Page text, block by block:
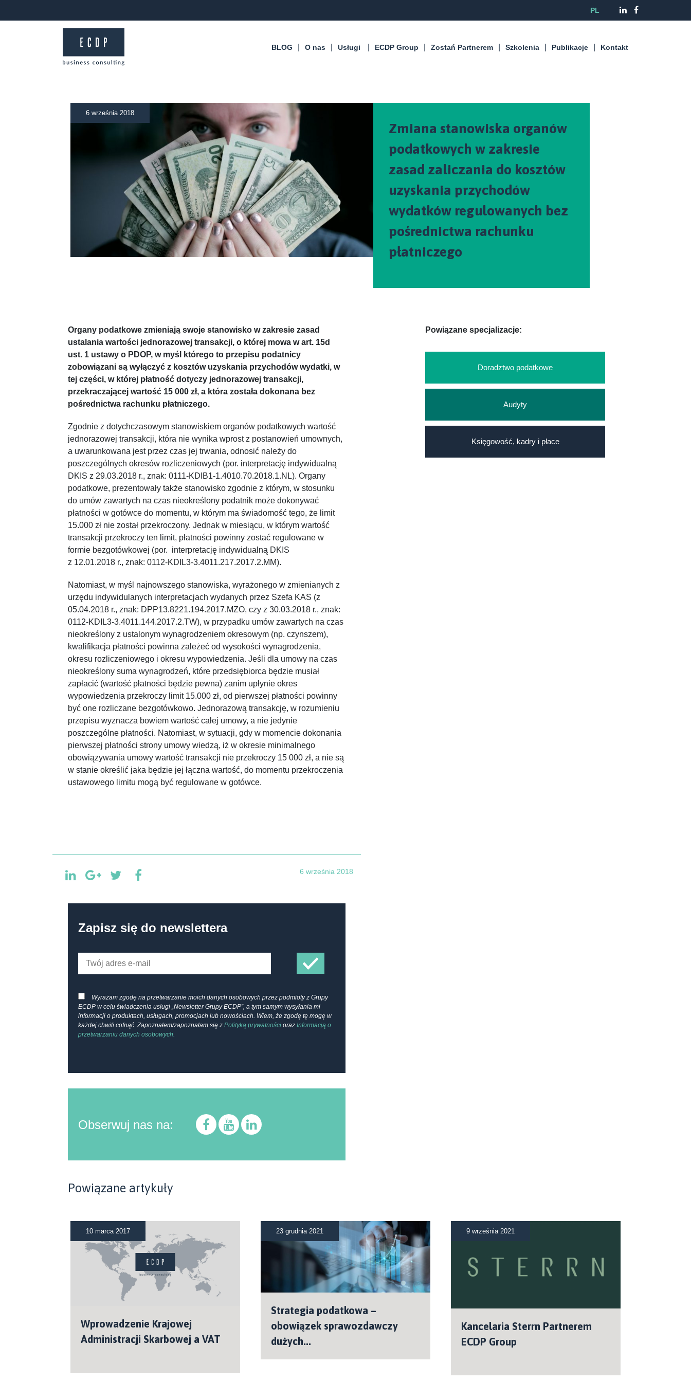
PL
BLOG O nas Usługi ECDP Group Zostań Partnerem Szkolenia Publikacje Kontakt
6 września 2018
Zmiana stanowiska organów
podatkowych w zakresie
zasad zaliczania do kosztów
uzyskania przychodów
wydatków regulowanych bez
pośrednictwa rachunku
płatniczego
Organy podatkowe zmieniają swoje stanowisko w zakresie zasad
ustalania wartości jednorazowej transakcji, o której mowa w art. 15d
ust. 1 ustawy o PDOP, w myśl którego to przepisu podatnicy
zobowiązani są wyłączyć z kosztów uzyskania przychodów wydatki, w
tej części, w której płatność dotyczy jednorazowej transakcji,
przekraczającej wartość 15 000 zł, a która została dokonana bez
pośrednictwa rachunku płatniczego.
Zgodnie z dotychczasowym stanowiskiem organów podatkowych wartość
jednorazowej transakcji, która nie wynika wprost z postanowień umownych,
a uwarunkowana jest przez czas jej trwania, odnosić należy do
poszczególnych okresów rozliczeniowych (por. interpretację indywidualną
DKIS z 29.03.2018 r., znak: 0111-KDIB1-1.4010.70.2018.1.NL). Organy
podatkowe, prezentowały także stanowisko zgodnie z którym, w stosunku
do umów zawartych na czas nieokreślony podatnik może dokonywać
płatności w gotówce do momentu, w którym ma świadomość tego, że limit
15.000 zł nie został przekroczony. Jednak w miesiącu, w którym wartość
transakcji przekroczy ten limit, płatności powinny zostać regulowane w
formie bezgotówkowej (por. interpretację indywidualną DKIS
z 12.01.2018 r., znak: 0112-KDIL3-3.4011.217.2017.2.MM).
Natomiast, w myśl najnowszego stanowiska, wyrażonego w zmienianych z
urzędu indywidulanych interpretacjach wydanych przez Szefa KAS (z
05.04.2018 r., znak: DPP13.8221.194.2017.MZO, czy z 30.03.2018 r., znak:
0112-KDIL3-3.4011.144.2017.2.TW), w przypadku umów zawartych na czas
nieokreślony z ustalonym wynagrodzeniem okresowym (np. czynszem),
kwalifikacja płatności powinna zależeć od wysokości wynagrodzenia,
okresu rozliczeniowego i okresu wypowiedzenia. Jeśli dla umowy na czas
nieokreślony suma wynagrodzeń, które przedsiębiorca będzie musiał
zapłacić (wartość płatności będzie pewna) zanim upłynie okres
wypowiedzenia przekroczy limit 15.000 zł, od pierwszej płatności powinny
być one rozliczane bezgotówkowo. Jednorazową transakcję, w rozumieniu
przepisu wyznacza bowiem wartość całej umowy, a nie jedynie
poszczególne płatności. Natomiast, w sytuacji, gdy w momencie dokonania
pierwszej płatności strony umowy wiedzą, iż w okresie minimalnego
obowiązywania umowy wartość transakcji nie przekroczy 15 000 zł, a nie są
w stanie określić jaka będzie jej łączna wartość, do momentu przekroczenia
ustawowego limitu mogą być regulowane w gotówce.
6 września 2018
Zapisz się do newslettera
Wyrażam zgodę na przetwarzanie moich danych osobowych przez podmioty z Grupy
ECDP w celu świadczenia usługi „Newsletter Grupy ECDP”, a tym samym wysyłania mi
informacji o produktach, usługach, promocjach lub nowościach. Wiem, że zgodę tę mogę w
każdej chwili cofnąć. Zapoznałem/zapoznałam się z Polityką prywatności oraz Informacją o
przetwarzaniu danych osobowych.
Obserwuj nas na:
Powiązane specjalizacje:
Doradztwo podatkowe
Audyty
Księgowość, kadry i płace
Powiązane artykuły
10 marca 2017
Wprowadzenie Krajowej
Administracji Skarbowej a VAT
23 grudnia 2021
Strategia podatkowa –
obowiązek sprawozdawczy
dużych...
9 września 2021
Kancelaria Sterrn Partnerem
ECDP Group